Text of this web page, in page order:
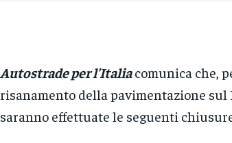
Autostrade per l’Italiacomunica che,
risanamento della pavimentazione sul
saranno effettuate le seguenti